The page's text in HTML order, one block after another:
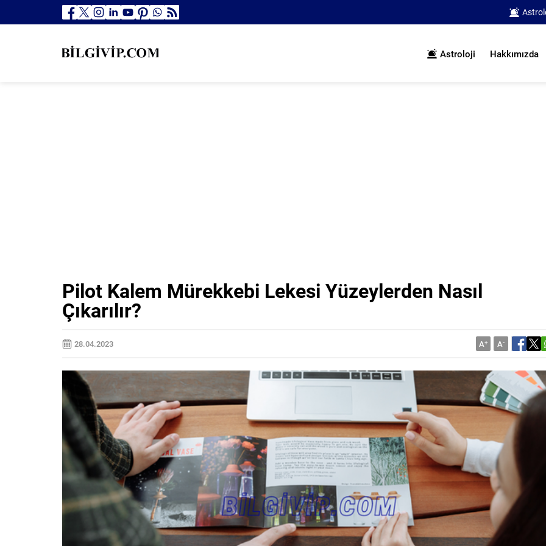
Astroloji Hakkımızda
Pilot Kalem Mürekkebi Lekesi Yüzeylerden Nasıl
Çıkarılır?
28.04.2023 A+ A-